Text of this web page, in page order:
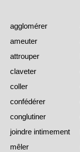
agglomérer
ameuter
attrouper
claveter
coller
confédérer
conglutiner
joindre intimement
mêler